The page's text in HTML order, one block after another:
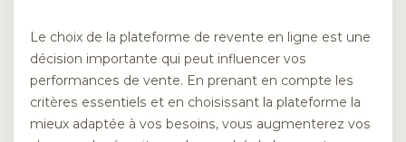
Le choix de la plateforme de revente en ligne est une
décision importante qui peut influencer vos
performances de vente. En prenant en compte les
critères essentiels et en choisissant la plateforme la
mieux adaptée à vos besoins, vous augmenterez vos